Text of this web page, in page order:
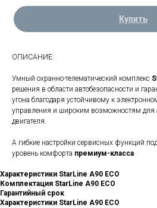
Купить
ОПИСАНИЕ:
Умный охранно-телематический комплекс
решения в области автобезопасности и
угона благодаря устойчивому к
управления и широким возможностям для
двигателя.
А гибкие настройки сервисных функций
уровень комфорта премиум-класса
Характеристики StarLine A90 ECO
Комплектация StarLine A90 ECO
Гарантийный срок
Характеристики StarLine A90 ECO